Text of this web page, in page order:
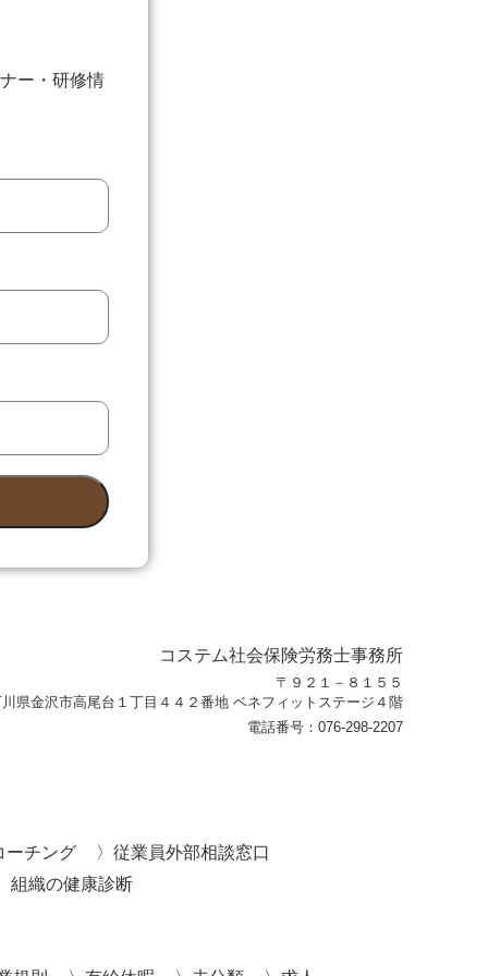
ー・研修情
コステム社会保険労務士事務所
〒９２１－８１５５
県金沢市高尾台１丁目４４２番地 ベネフィットステージ４階
電話番号： 076-298-2207
ーチング
従業員外部相談窓口
組織の健康診断